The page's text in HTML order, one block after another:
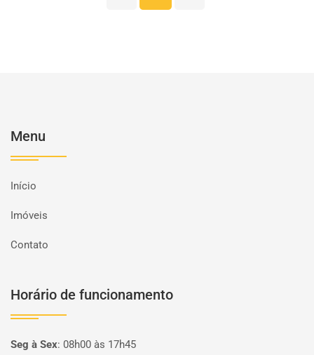
Menu
Início
Imóveis
Contato
Horário de funcionamento
Seg à Sex: 08h00 às 17h45